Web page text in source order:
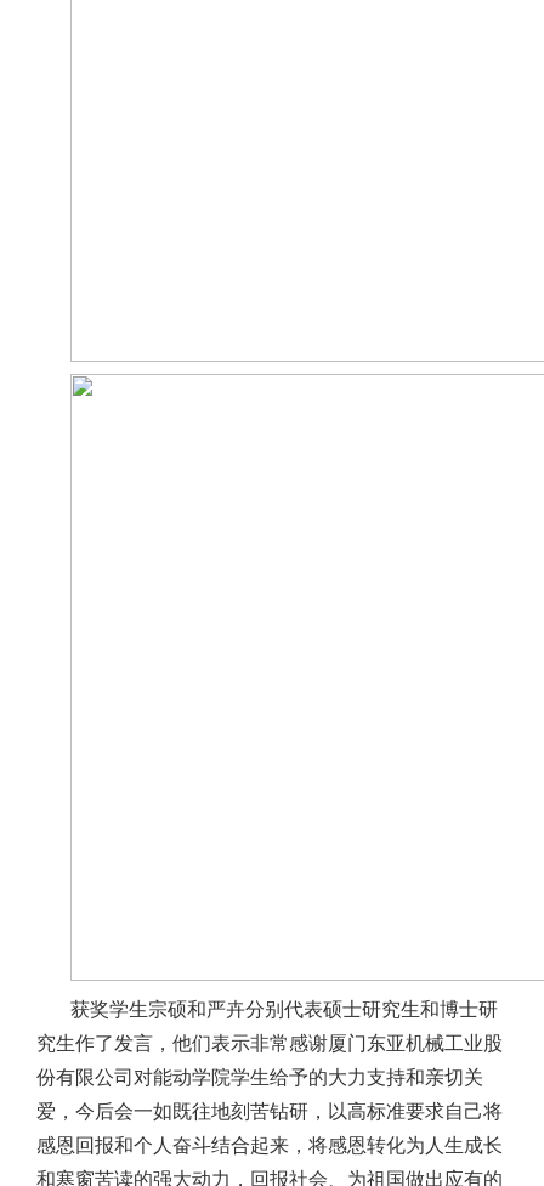
获奖学生宗硕和严卉分别代表硕士研究生和博士研
究生作了发言，他们表示非常感谢厦门东亚机械工业股
份有限公司对能动学院学生给予的大力支持和亲切关
爱，今后会一如既往地刻苦钻研，以高标准要求自己将
感恩回报和个人奋斗结合起来，将感恩转化为人生成长
和寒窗苦读的强大动力，回报社会、为祖国做出应有的